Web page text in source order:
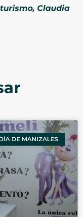
Claudia
DE MANIZALES